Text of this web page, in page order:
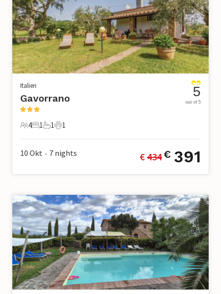
Italien
Gavorrano
4 Gäste
4
1 Schlafzimmer
1
1 Badezimmer
1
1 Haustier
1
5
out of 5
10 Okt • 7 nights € 434€ 391